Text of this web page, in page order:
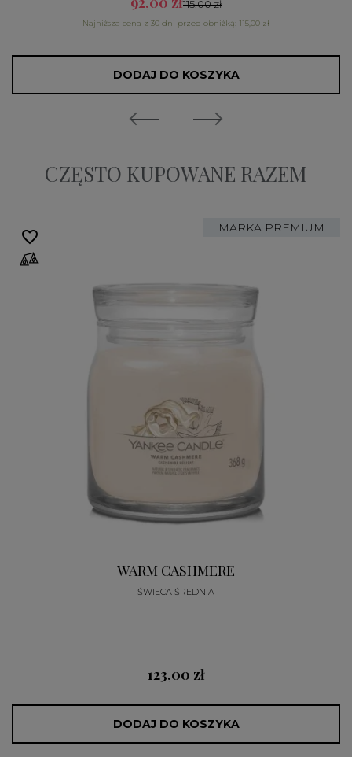
115,00 zł
Najniższa cena z 30 dni przed obniżką: 115,00 zł
DODAJ DO KOSZYKA
CZĘSTO KUPOWANE RAZEM
MARKA PREMIUM
WARM CASHMERE
ŚWIECA ŚREDNIA
123,00 zł
DODAJ DO KOSZYKA
favorite_border